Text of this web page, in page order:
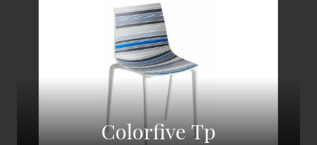
Colorfive Tp